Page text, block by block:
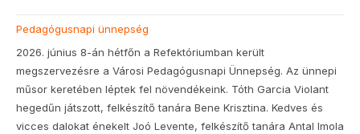
Pedagógusnapi ünnepség
2026. június 8-án hétfőn a Refektóriumban került
megszervezésre a Városi Pedagógusnapi Ünnepség. Az ünnepi
műsor keretében léptek fel növendékeink. Tóth Garcia Violant
hegedűn játszott, felkészítő tanára Bene Krisztina. Kedves és
vicces dalokat énekelt Joó Levente, felkészítő tanára Antal Imola